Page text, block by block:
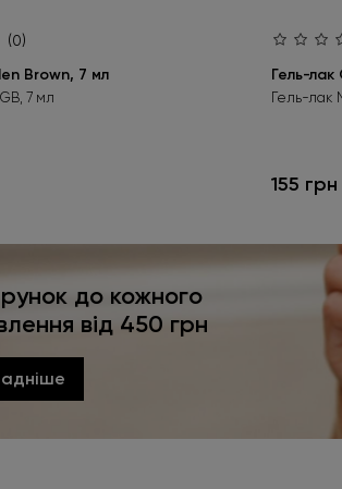
(0)
Brown, 7 мл
7 мл
Гель-
Гель-лак
155 грн
до кожного
від 450 грн